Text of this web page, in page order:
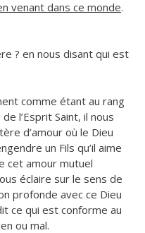
venant dans ce monde.
? en nous disant qui est
comme étant au rang
l’Esprit Saint, il nous
d’amour où le Dieu
un Fils qu’il aime
cet amour mutuel
éclaire sur le sens de
profonde avec ce Dieu
ce qui est conforme au
ou mal.